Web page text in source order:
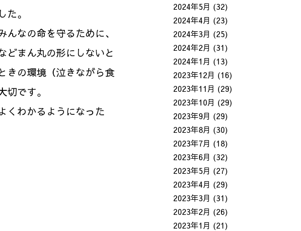
。
なの命を守るために、
どまん丸の形にしないと
きの環境（泣きながら食
です。
くわかるようになった
2024年5月 (32)
2024年4月 (23)
2024年3月 (25)
2024年2月 (31)
2024年1月 (13)
2023年12月 (16)
2023年11月 (29)
2023年10月 (29)
2023年9月 (29)
2023年8月 (30)
2023年7月 (18)
2023年6月 (32)
2023年5月 (27)
2023年4月 (29)
2023年3月 (31)
2023年2月 (26)
2023年1月 (21)